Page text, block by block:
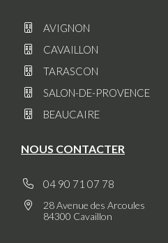
AVIGNON
CAVAILLON
TARASCON
SALON-DE-PROVENCE
BEAUCAIRE
NOUS CONTACTER
04 90 71 07 78
28 Avenue des Arcoules
84300 Cavaillon